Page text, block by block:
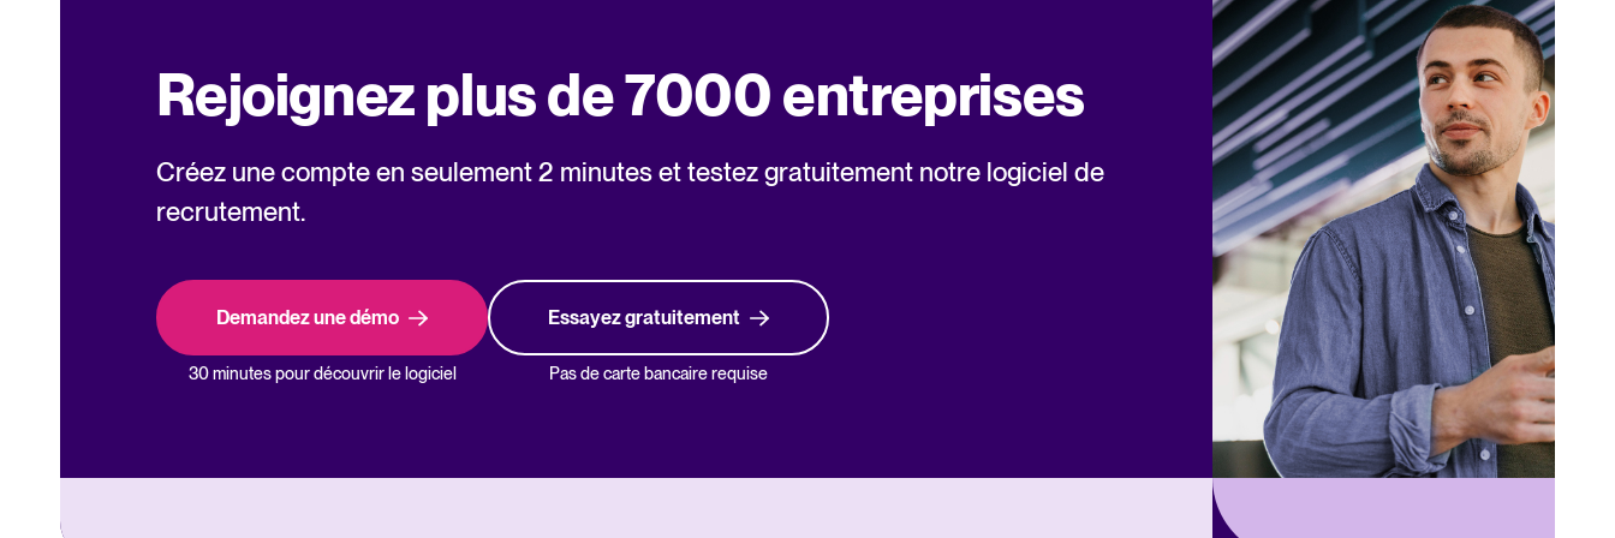
Rejoignez plus de 7000 entreprises
Créez une compte en seulement 2 minutes et testez gratuitement notre logiciel de
recrutement.
Demandez une démo
30 minutes pour découvrir le logiciel
Essayez gratuitement
Pas de carte bancaire requise